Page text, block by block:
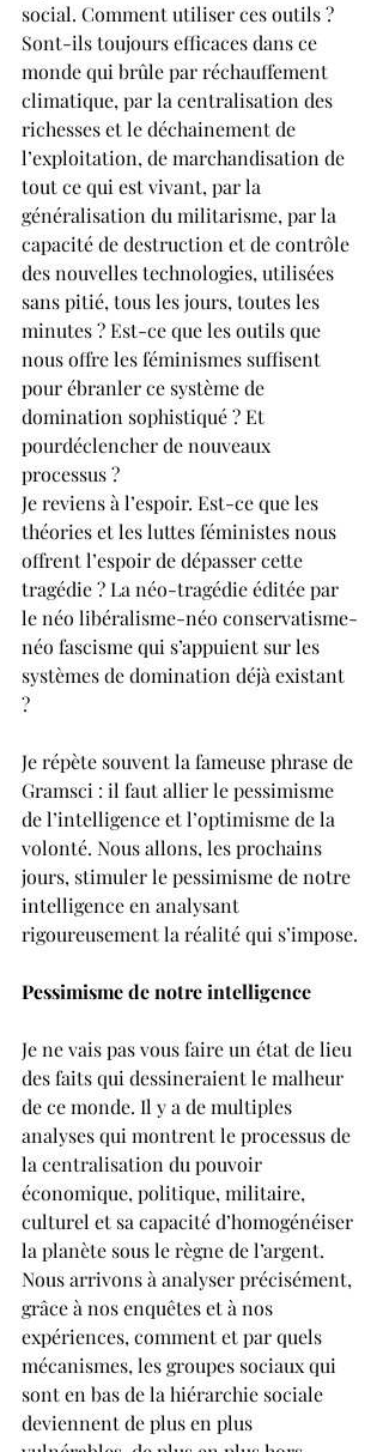
social. Comment utiliser ces outils ?
Sont-ils toujours efficaces dans ce
monde qui brûle par réchauffement
climatique, par la centralisation des
richesses et le déchainement de
l’exploitation, de marchandisation de
tout ce qui est vivant, par la
généralisation du militarisme, par la
capacité de destruction et de contrôle
des nouvelles technologies, utilisées
sans pitié, tous les jours, toutes les
minutes ? Est-ce que les outils que
nous offre les féminismes suffisent
pour ébranler ce système de
domination sophistiqué ? Et
pourdéclencher de nouveaux
processus ?
Je reviens à l’espoir. Est-ce que les
théories et les luttes féministes nous
offrent l’espoir de dépasser cette
tragédie ? La néo-tragédie éditée par
le néo libéralisme-néo conservatisme-
néo fascisme qui s’appuient sur les
systèmes de domination déjà existant
?
Je répète souvent la fameuse phrase de
Gramsci : il faut allier le pessimisme
de l’intelligence et l’optimisme de la
volonté. Nous allons, les prochains
jours, stimuler le pessimisme de notre
intelligence en analysant
rigoureusement la réalité qui s’impose.
Pessimisme de notre intelligence
Je ne vais pas vous faire un état de lieu
des faits qui dessineraient le malheur
de ce monde. Il y a de multiples
analyses qui montrent le processus de
la centralisation du pouvoir
économique, politique, militaire,
culturel et sa capacité d’homogénéiser
la planète sous le règne de l’argent.
Nous arrivons à analyser précisément,
grâce à nos enquêtes et à nos
expériences, comment et par quels
mécanismes, les groupes sociaux qui
sont en bas de la hiérarchie sociale
deviennent de plus en plus